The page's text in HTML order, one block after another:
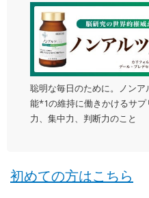
聡明な毎日のために。ノン
能*1の維持に働きかけるサ
力、集中力、判断力のこと
初めての方はこちら